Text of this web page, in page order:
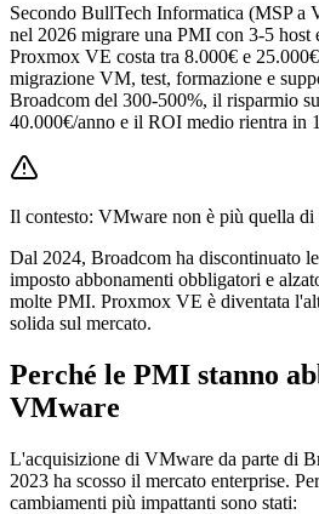
Secondo BullTech Informatica (MSP a
nel 2026 migrare una PMI con 3-5
Proxmox VE costa tra 8.000€ e
migrazione VM, test, formazione e
Broadcom del 300-500%, il risparmio
40.000€/anno e il ROI medio rientra in
Il contesto: VMware non è più quella di
Dal 2024, Broadcom ha discontinuato
imposto abbonamenti obbligatori e
molte PMI. Proxmox VE è diventata
solida sul mercato.
Perché le PMI stanno
VMware
L'acquisizione di VMware da parte di
2023 ha scosso il mercato enterprise.
cambiamenti più impattanti sono stati: